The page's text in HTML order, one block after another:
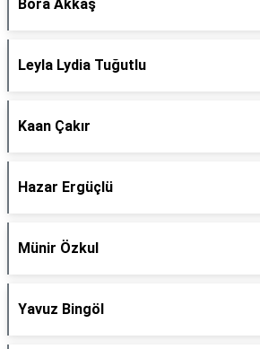
Bora Akkaş
Leyla Lydia Tuğutlu
Kaan Çakır
Hazar Ergüçlü
Münir Özkul
Yavuz Bingöl